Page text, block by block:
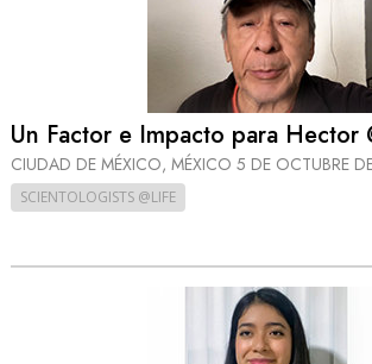
Un Factor e Impacto para Hector
CIUDAD DE MÉXICO, MÉXICO 5 DE OCTUBRE
SCIENTOLOGISTS @LIFE